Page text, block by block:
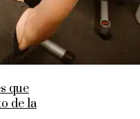
que
de la